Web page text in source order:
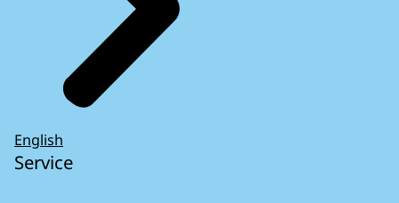
English
Service